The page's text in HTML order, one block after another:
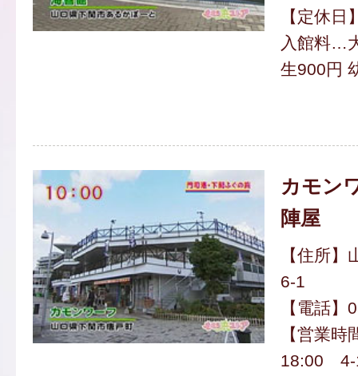
【定休日
入館料…
生900円
カモン
陣屋
【住所
6-1
【電話
【営業
18:00 4-